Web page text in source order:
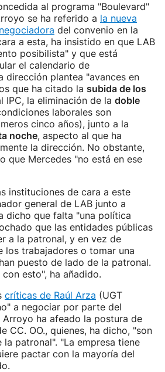
al programa "Boulevard"
se ha referido a la nueva
del convenio en la
a esta, ha insistido en que LAB
posibilista" y que está
el calendario de
dirección plantea "avances en
que ha citado la subida de los
IPC, la eliminación de la doble
laborales son
cinco años), junto a la
noche, aspecto al que ha
la dirección. No obstante,
que Mercedes "no está en ese
instituciones de cara a este
general de LAB junto a
dicho que falta "una política
que las entidades públicas
a la patronal, y en vez de
los trabajadores o tomar una
puesto de lado de la patronal.
esto", ha añadido.
críticas de Raúl Arza (UGT
a negociar por parte del
ha afeado la postura de
CC. OO., quienes, ha dicho, "son
patronal". "La empresa tiene
pactar con la mayoría del